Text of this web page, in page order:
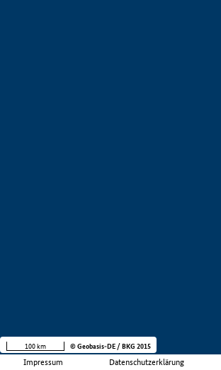
Impressum Datenschutzerklärung
100 km © Geobasis-DE / BKG 2015